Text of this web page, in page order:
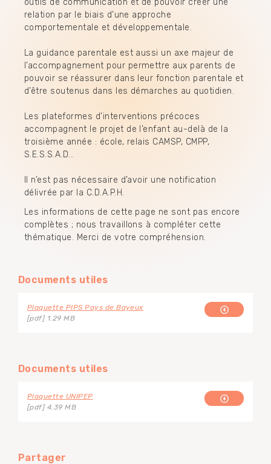
outils de communication et de pouvoir créer une
relation par le biais d’une approche
comportementale et développementale.
La guidance parentale est aussi un axe majeur de
l’accompagnement pour permettre aux parents de
pouvoir se réassurer dans leur fonction parentale et
d’être soutenus dans les démarches au quotidien.
Les plateformes d’interventions précoces
accompagnent le projet de l’enfant au-delà de la
troisième année : école, relais CAMSP, CMPP,
S.E.S.S.A.D…
Il n’est pas nécessaire d’avoir une notification
délivrée par la C.D.A.P.H.
Les informations de cette page ne sont pas encore
complètes ; nous travaillons à compléter cette
thématique. Merci de votre compréhension.
Documents utiles
Plaquette PIPS Pays de Bayeux
[pdf] 1.29 MB
Documents utiles
Plaquette UNIPEP
[pdf] 4.39 MB
Partager